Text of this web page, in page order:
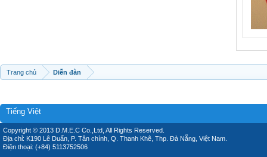
Trang chủ Diễn đàn
Tiếng Việt
Copyright © 2013 D.M.E.C Co.,Ltd, All Rights Reserved.
Địa chỉ: K190 Lê Duẩn, P. Tân chính, Q. Thanh Khê, Thp. Đà Nẵng, Việt Nam.
Điện thoại: (+84) 5113752506